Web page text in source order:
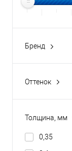
Бренд
Оттенок
Зелёный
Толщина, мм
0,35